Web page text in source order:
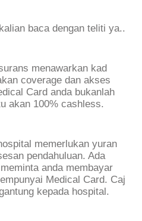
baca dengan teliti ya..
menawarkan kad
coverage dan akses
Card anda bukanlah
akan 100% cashless.
memerlukan yuran
pendahuluan. Ada
anda membayar
Medical Card. Caj
kepada hospital.